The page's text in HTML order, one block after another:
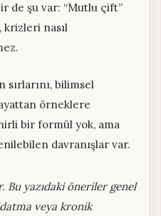
de şu var: “Mutlu çift”
nasıl
sırlarını, bilimsel
örneklere
bir formül yok, ama
davranışlar var.
Bu yazıdaki öneriler genel
veya kronik